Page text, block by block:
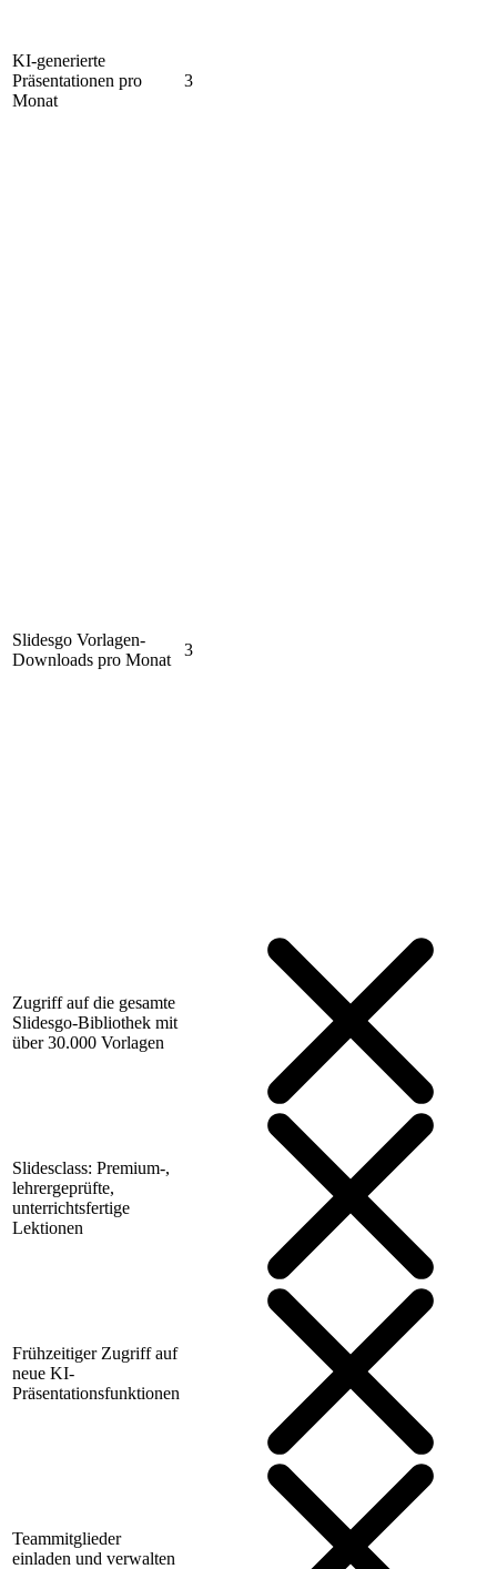
KI-generierte
Präsentationen pro
Monat
3
Slidesgo Vorlagen-
Downloads pro Monat
3
Zugriff auf die gesamte
Slidesgo-Bibliothek mit
über 30.000 Vorlagen
Slidesclass: Premium-,
lehrergeprüfte,
unterrichtsfertige
Lektionen
Frühzeitiger Zugriff auf
neue KI-
Präsentationsfunktionen
Teammitglieder
einladen und verwalten